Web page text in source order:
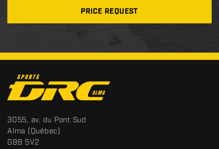
PRICE REQUEST
o
n
t
a
c
S
p
o
3055, av. du Pont Sud
Alma (Québec)
G8B 5V2